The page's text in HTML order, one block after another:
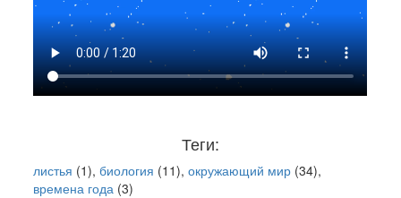
Теги:
листья (1),биология (11),окружающий мир (34),
времена года (3)